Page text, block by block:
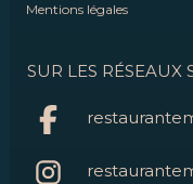
Mentions légales
SUR LES RÉSEAUX